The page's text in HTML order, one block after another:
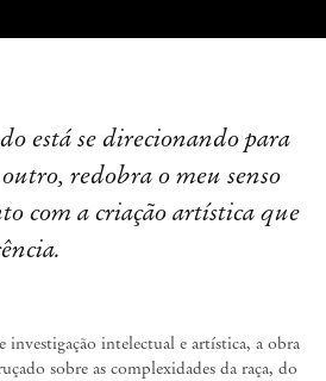
está se direcionando para
redobra o meu senso
com a criação artística que
investigação intelectual e artística, a obra
sobre as complexidades da raça, do